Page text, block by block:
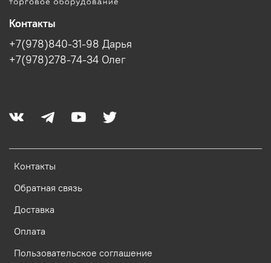
Контакты
Обратная связь
Доставка
Оплата
Пользовательское соглашение
Контакты
+7(978)840-31-98 Дарья
+7(978)278-74-34 Олег